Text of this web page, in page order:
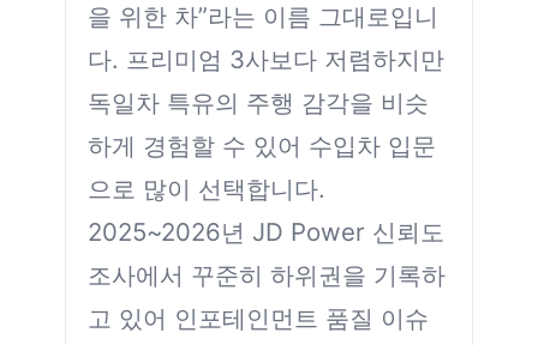
을 위한 차”라는 이름 그대로입니
다. 프리미엄 3사보다 저렴하지만
독일차 특유의 주행 감각을 비슷
하게 경험할 수 있어 수입차 입문
으로 많이 선택합니다.
2025~2026년 JD Power 신뢰도
조사에서 꾸준히 하위권을 기록하
고 있어 인포테인먼트 품질 이슈